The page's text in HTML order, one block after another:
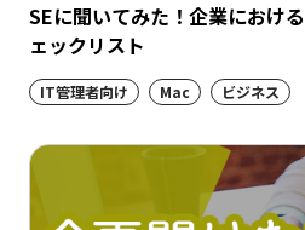
SEに聞いてみた！企業におけ
ェックリスト
IT管理者向け Mac ビジネス